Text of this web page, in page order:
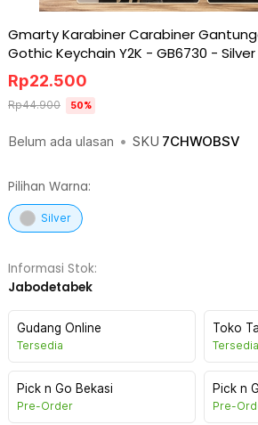
Gmarty Karabiner Carabiner
Gothic Keychain Y2K - GB6730 - Silver
Belum ada ulasan • SKU 7CHWOBSV
Rp22.500
Rp44.900 50%
Pilihan Warna:
Silver
Informasi Stok:
Jabodetabek
Gudang Online
Tersedia
Toko
Tersedia
Pick n Go Bekasi
Pre-Order
Pick n
Pre-